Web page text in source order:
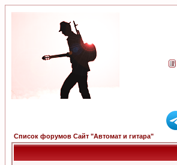
Список форумов Сайт "Автомат и гитара"